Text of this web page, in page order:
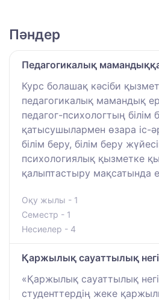
Пәндер
Педагогикалық мамандыққа
Курс болашақ кәсіби
педагогикалық мамандық
педагог-психологтың білім
қатысушылармен өзара іс-
білім беру, білім беру
психологиялық қызметке
қалыптастыру мақсатында
Оқу жылы - 1
Семестр - 1
Несиелер - 4
Қаржылық сауаттылық
«Қаржылық сауаттылық
студенттердің жеке